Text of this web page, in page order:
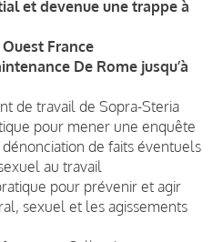
et devenue une trappe à
Ouest France
De Rome jusqu’à
de travail de Sopra-Steria
pour mener une enquête
de faits éventuels
au travail
pour prévenir et agir
sexuel et les agissements